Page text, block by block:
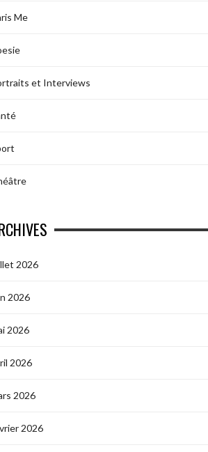
Me
et Interviews
2026
2026
2026
2026
2026
2026